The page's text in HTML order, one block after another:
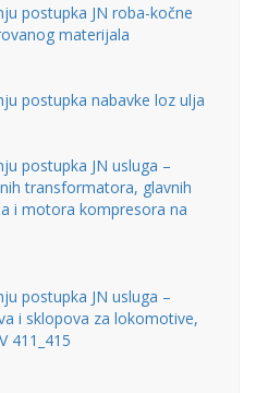
postupka JN roba-kočne
materijala
postupka nabavke loz ulja
postupka JN usluga –
transformatora, glavnih
i motora kompresora na
postupka JN usluga –
i sklopova za lokomotive,
411_415